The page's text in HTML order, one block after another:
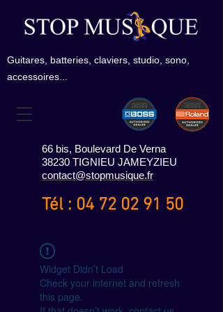
Guitares, batteries, claviers, studio, sono,
accessoires...
66 bis, Boulevard De Verna
38230 TIGNIEU JAMEYZIEU
contact@stopmusique.fr
Tél : 04 72 02 91 50
Widget Didn’t Load
Check your internet and refresh
this page.